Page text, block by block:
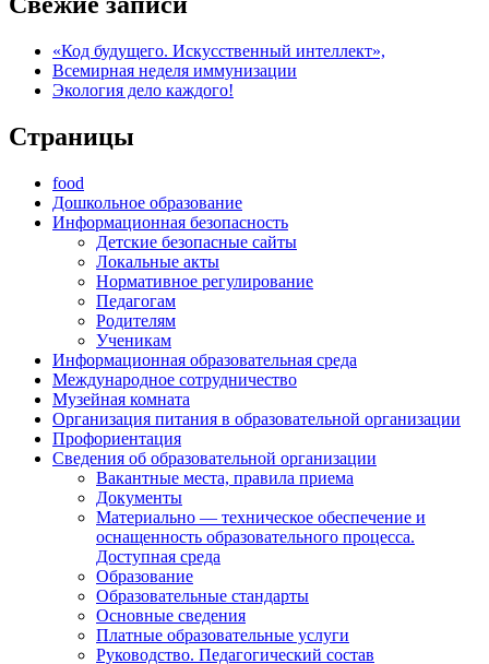
«Код будущего. Искусственный интеллект»,
Всемирная неделя иммунизации
Экология дело каждого!
Страницы
food
Дошкольное образование
Информационная безопасность
Детские безопасные сайты
Локальные акты
Нормативное регулирование
Педагогам
Родителям
Ученикам
Информационная образовательная среда
Международное сотрудничество
Музейная комната
Организация питания в образовательной организации
Профориентация
Сведения об образовательной организации
Вакантные места, правила приема
Документы
Материально — техническое обеспечение и
оснащенность образовательного процесса.
Доступная среда
Образование
Образовательные стандарты
Основные сведения
Платные образовательные услуги
Руководство. Педагогический состав